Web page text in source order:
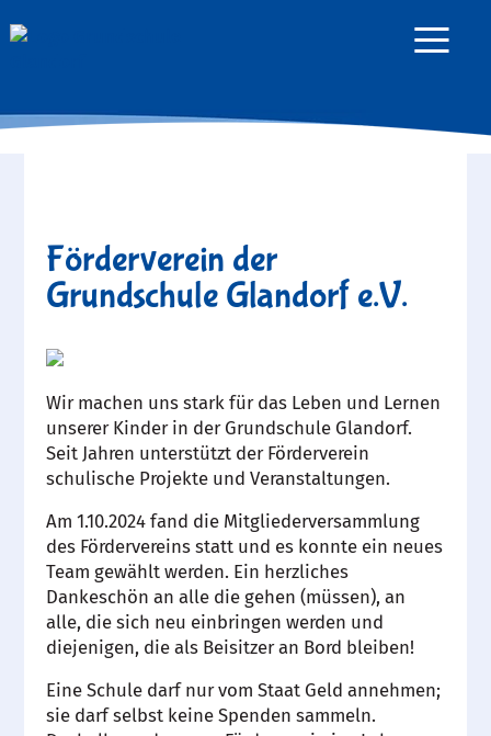
≡
Förderverein der
Grundschule Glandorf e.V.
Wir machen uns stark für das Leben und Lernen
unserer Kinder in der Grundschule Glandorf.
Seit Jahren unterstützt der Förderverein
schulische Projekte und Veranstaltungen.
Am 1.10.2024 fand die Mitgliederversammlung
des Fördervereins statt und es konnte ein neues
Team gewählt werden. Ein herzliches
Dankeschön an alle die gehen (müssen), an
alle, die sich neu einbringen werden und
diejenigen, die als Beisitzer an Bord bleiben!
Eine Schule darf nur vom Staat Geld annehmen;
sie darf selbst keine Spenden sammeln.